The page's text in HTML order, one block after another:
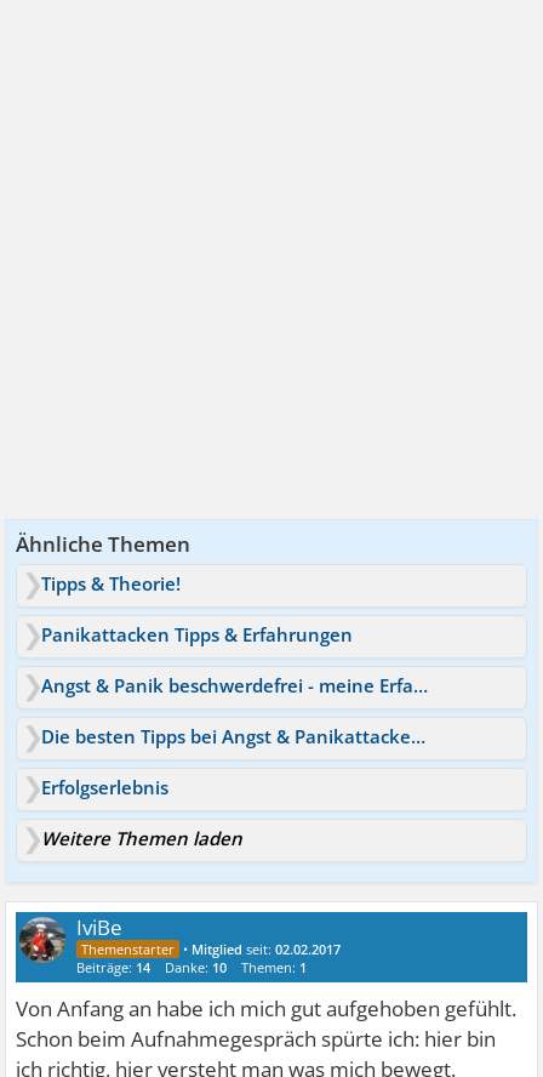
Ähnliche Themen
Tipps & Theorie!
Panikattacken Tipps & Erfahrungen
Angst & Panik beschwerdefrei - meine Erfahrungen und Tipps
Die besten Tipps bei Angst & Panikattacken - was hilft wirklich?
Erfolgserlebnis
Weitere Themen laden
IviBe
• Mitglied seit:02.02.2017
Beiträge: 14 Danke: 10 Themen: 1
Von Anfang an habe ich mich gut aufgehoben gefühlt.
Schon beim Aufnahmegespräch spürte ich: hier bin
ich richtig, hier versteht man was mich bewegt.